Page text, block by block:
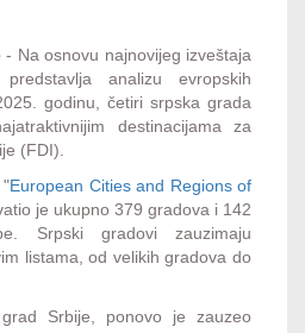
- Na osnovu najnovijeg izveštaja
analizu evropskih
godinu, četiri srpska grada
destinacijama za
(FDI).
"European Cities and Regions of
je ukupno 379 gradova i 142
Srpski gradovi zauzimaju
listama, od velikih gradova do
Srbije, ponovo je zauzeo